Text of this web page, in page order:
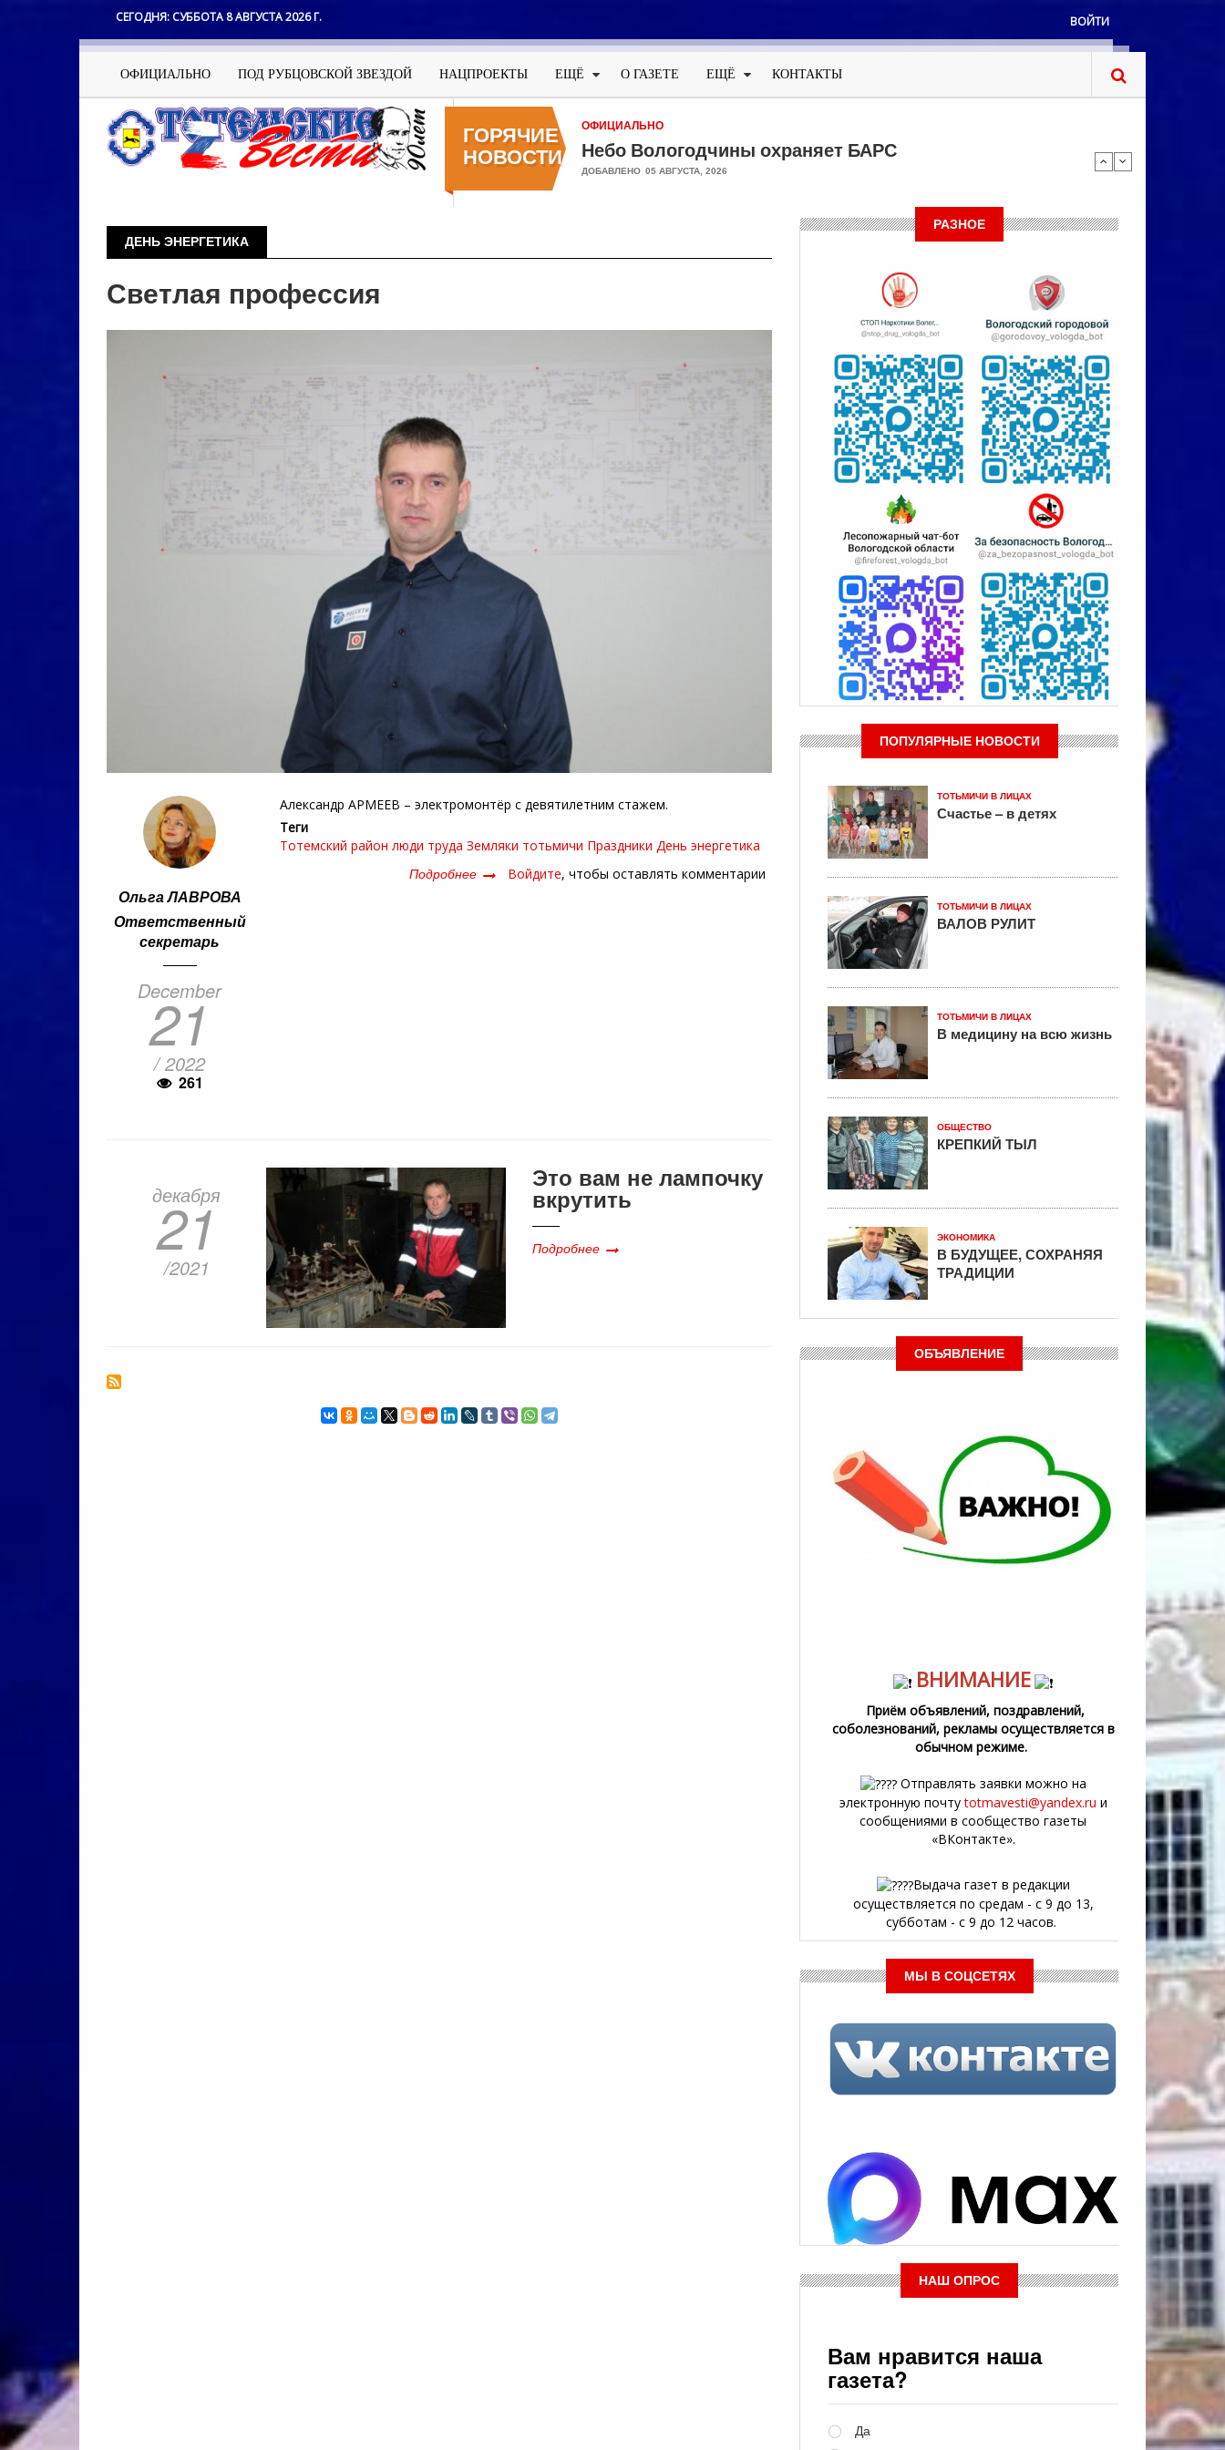
СЕГОДНЯ: СУББОТА 8 АВГУСТА 2026 Г.
Меню
учётной
записи
пользователя
ВОЙТИ
Основная
навигация
ОФИЦИАЛЬНО ПОД РУБЦОВСКОЙ ЗВЕЗДОЙ НАЦПРОЕКТЫ ЕЩЁ О ГАЗЕТЕ ЕЩЁ КОНТАКТЫ
ГОРЯЧИЕ
НОВОСТИ
ОФИЦИАЛЬНО
Небо Вологодчины охраняет БАРС
ДОБАВЛЕНО 05 АВГУСТА, 2026
ДЕНЬ ЭНЕРГЕТИКА
Светлая профессия
Ольга ЛАВРОВА
Ответственный
секретарь
December
21
/ 2022
261
Александр АРМЕЕВ – электромонтёр с девятилетним стажем.
Теги
Тотемский район люди труда Земляки тотьмичи Праздники День энергетика
Подробнее о
Войдите, чтобы оставлять комментарии
декабря
21
/2021
Это вам не лампочку
вкрутить
Подробнее
РАЗНОЕ
ПОПУЛЯРНЫЕ НОВОСТИ
ТОТЬМИЧИ В ЛИЦАХ
Счастье – в детях
ТОТЬМИЧИ В ЛИЦАХ
ВАЛОВ РУЛИТ
ТОТЬМИЧИ В ЛИЦАХ
В медицину на всю жизнь
ОБЩЕСТВО
КРЕПКИЙ ТЫЛ
ЭКОНОМИКА
В БУДУЩЕЕ, СОХРАНЯЯ
ТРАДИЦИИ
ОБЪЯВЛЕНИЕ
ВНИМАНИЕ
Приём объявлений, поздравлений,
соболезнований, рекламы осуществляется в
обычном режиме.
Отправлять заявки можно на
электронную почтуtotmavesti@yandex.ru и
сообщениями в сообщество газеты
«ВКонтакте».
Выдача газет в редакции
осуществляется по средам - с 9 до 13,
субботам - с 9 до 12 часов.
МЫ В СОЦСЕТЯХ
НАШ ОПРОС
Вам нравится наша
газета?
Да